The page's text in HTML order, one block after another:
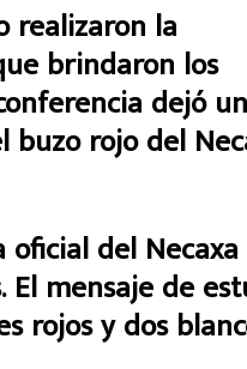
realizaron la
brindaron los
dejó
buzo rojo del
oficial del
mensaje de
rojos y dos